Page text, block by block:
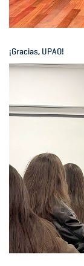
¡Gracias, UPAO!